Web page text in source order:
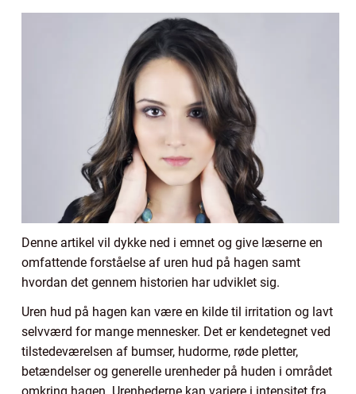
Denne artikel vil dykke ned i emnet og give læserne en
omfattende forståelse af uren hud på hagen samt
hvordan det gennem historien har udviklet sig.
Uren hud på hagen kan være en kilde til irritation og lavt
selvværd for mange mennesker. Det er kendetegnet ved
tilstedeværelsen af bumser, hudorme, røde pletter,
betændelser og generelle urenheder på huden i området